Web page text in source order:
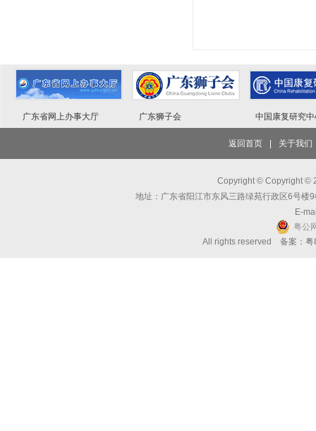
广东省网上办事大厅 广东狮子会 中国康复研究
返回首页 关于我们
Copyright © Copyright ©
地址：广东省阳江市东风三路绿苑行政区6号
E-
粤公
All rights reserved 备案：粤